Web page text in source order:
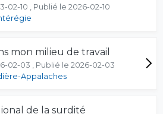
02-10 , Publié le 2026-02-10
mon milieu de travail
02-03 , Publié le 2026-02-03
Appalaches
de la surdité